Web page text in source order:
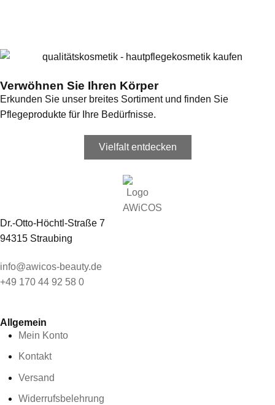
Verwöhnen Sie Ihren Körper
Erkunden Sie unser breites Sortiment und finden Sie
Pflegeprodukte für Ihre Bedürfnisse.
Vielfalt entdecken
Dr.-Otto-Höchtl-Straße 7
94315 Straubing
info@awicos-beauty.de
+49 170 44 92 58 0
Allgemein
Mein Konto
Kontakt
Versand
Widerrufsbelehrung